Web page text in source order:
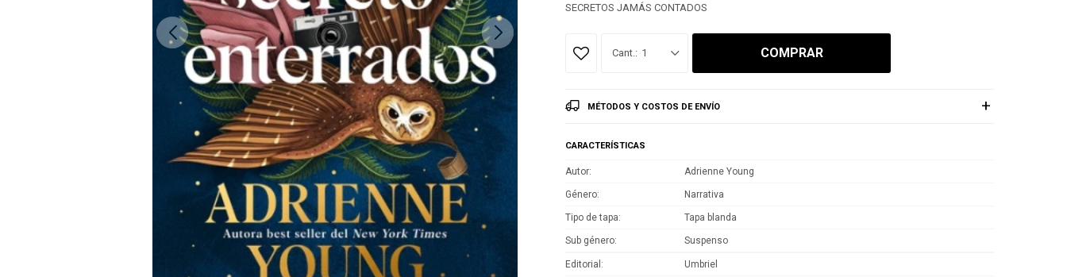
SECRETOS JAMÁS CONTADOS
1 COMPRAR
MÉTODOS Y COSTOS DE ENVÍO
CARACTERÍSTICAS
Autor Adrienne Young
Género Narrativa
Tipo de tapa Tapa blanda
Sub género Suspenso
Editorial Umbriel